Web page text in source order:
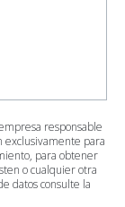
responsable
exclusivamente para
para obtener
o cualquier otra
datos consulte la